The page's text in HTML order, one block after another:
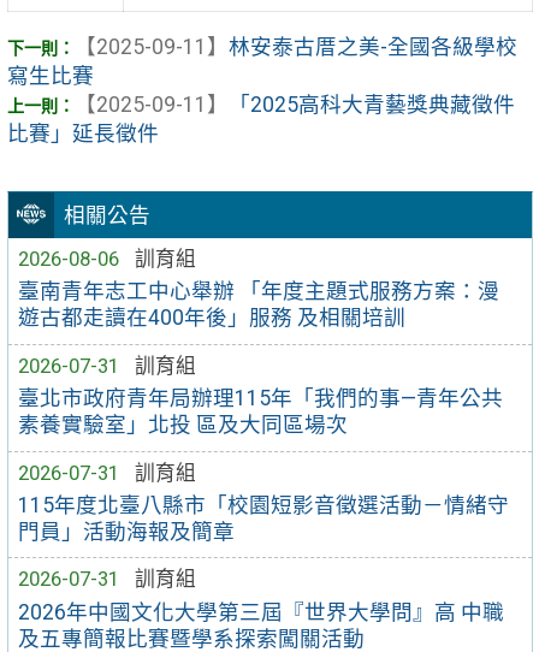
相關公告
2026-08-06
訓育組
臺南青年志工中心舉辦 「年度主題式服務方案：漫
遊古都走讀在400年後」服務 及相關培訓
2026-07-31
訓育組
臺北市政府青年局辦理115年「我們的事—青年公共
素養實驗室」北投 區及大同區場次
2026-07-31
訓育組
115年度北臺八縣市「校園短影音徵選活動－情緒守
門員」活動海報及簡章
2026-07-31
訓育組
2026年中國文化大學第三屆『世界大學問』高 中職
及五專簡報比賽暨學系探索闖關活動
【2025-09-11】 林安泰古厝之美-全國各級學校
寫生比賽
【2025-09-11】
「2025高科大青藝獎典藏徵件
比賽」延長徵件